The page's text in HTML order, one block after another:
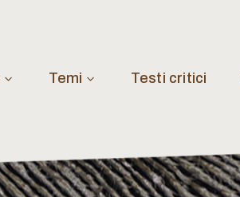
Temi Testi critici